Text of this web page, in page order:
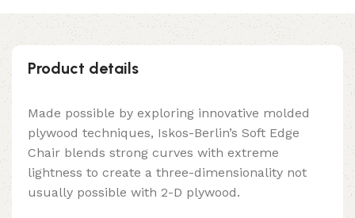
Product details
Made possible by exploring innovative molded
plywood techniques, Iskos-Berlin’s Soft Edge
Chair blends strong curves with extreme
lightness to create a three-dimensionality not
usually possible with 2-D plywood.